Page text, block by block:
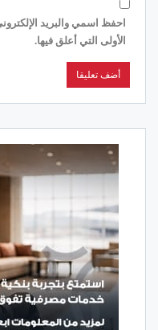
احفظ اسمي والبريد
الأولى التي أعلق فيها.